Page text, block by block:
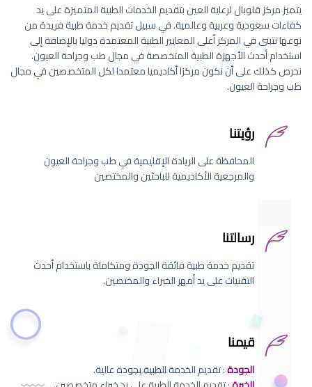
يتميز مركز قلوبال لرعاية العين بتقديم الخدمات الطبية المتميزة على يد
كفاءات سعودية وعربية وعالمية. في سبيل تقديم خدمة طبية فريدة من
نوعها نتبنى في المركز أعلى المعايير الطبية المعتمدة دوليا بالإضافة إلى
استخدام أحدث الأجهزة الطبية المتخصصة في مجال طب وجراحة العيون.
نحرص كذلك على أن نكون مركزا أكاديميا معتمدا لكل المتخصصين في مجال
طب وجراحة العيون.
رؤيتنا
المحافظة على الريادة الإقليمية في طب وجراحة العيون
والمرجعية الأكاديمية للباحثين والمختصين
رسالتنا
تقديم خدمة طبية فائقة الجودة ومتكاملة باستخدام أحدث
التقنيات على يد أمهر الخبراء والمختصين.
قيمنا
الجودة: تقديم الخدمة الطبية بجودة عالية.